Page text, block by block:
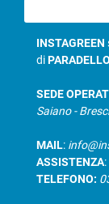
INSTAGREEN
di
SEDE
Saiano -
MAIL:
ASSISTENZA:
TELEFONO: